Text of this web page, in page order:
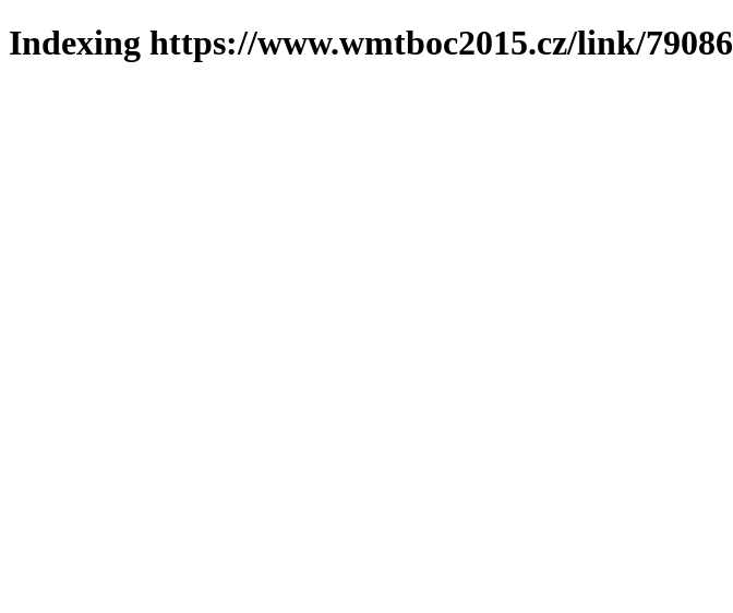
Indexing https://www.wmtboc2015.cz/link/79086